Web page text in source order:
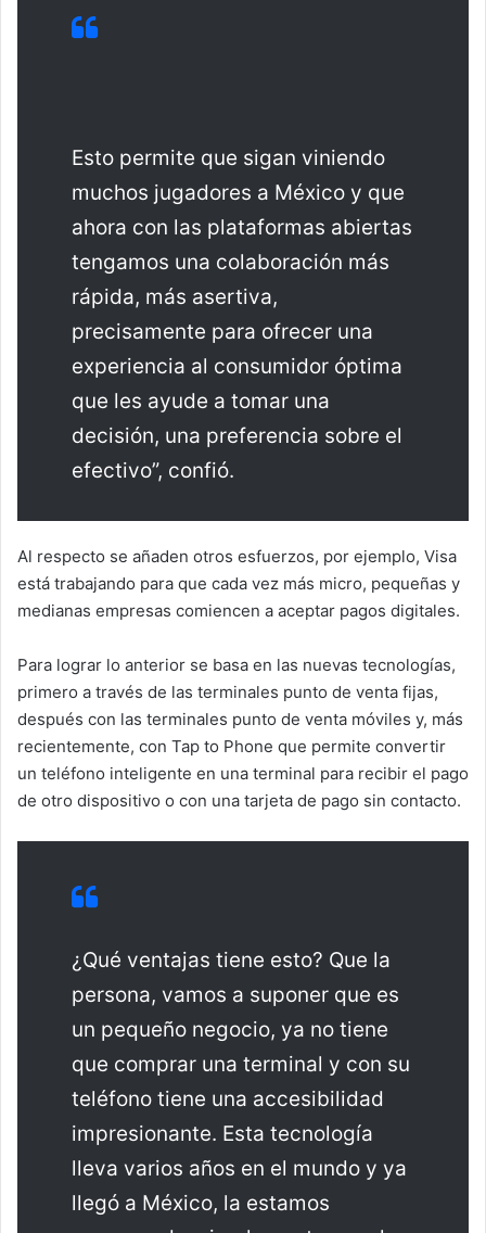
Esto permite que sigan viniendo
muchos jugadores a México y que
ahora con las plataformas abiertas
tengamos una colaboración más
rápida, más asertiva,
precisamente para ofrecer una
experiencia al consumidor óptima
que les ayude a tomar una
decisión, una preferencia sobre el
efectivo”, confió.
Al respecto se añaden otros esfuerzos, por ejemplo, Visa
está trabajando para que cada vez más micro, pequeñas y
medianas empresas comiencen a aceptar pagos digitales.
Para lograr lo anterior se basa en las nuevas tecnologías,
primero a través de las terminales punto de venta fijas,
después con las terminales punto de venta móviles y, más
recientemente, con Tap to Phone que permite convertir
un teléfono inteligente en una terminal para recibir el pago
de otro dispositivo o con una tarjeta de pago sin contacto.
¿Qué ventajas tiene esto? Que la
persona, vamos a suponer que es
un pequeño negocio, ya no tiene
que comprar una terminal y con su
teléfono tiene una accesibilidad
impresionante. Esta tecnología
lleva varios años en el mundo y ya
llegó a México, la estamos